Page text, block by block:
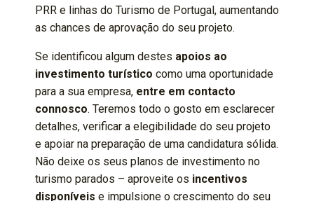
PRR e linhas do Turismo de Portugal, aumentando
as chances de aprovação do seu projeto.
Se identificou algum destes apoios ao
investimento turístico como uma oportunidade
para a sua empresa, entre em contacto
connosco. Teremos todo o gosto em esclarecer
detalhes, verificar a elegibilidade do seu projeto
e apoiar na preparação de uma candidatura sólida.
Não deixe os seus planos de investimento no
turismo parados – aproveite os incentivos
disponíveis e impulsione o crescimento do seu